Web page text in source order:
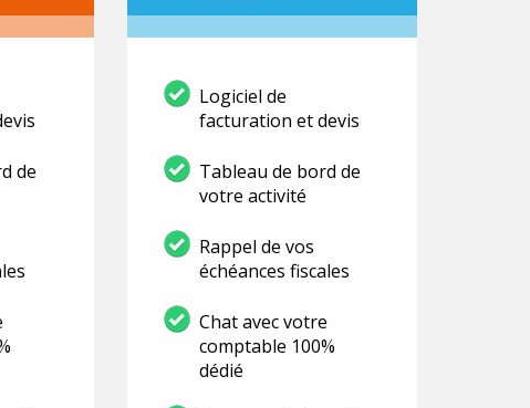
de
Logiciel de
facturation et devis
Tableau de bord de
votre activité
Rappel de vos
échéances fiscales
Chat avec votre
comptable 100%
dédié